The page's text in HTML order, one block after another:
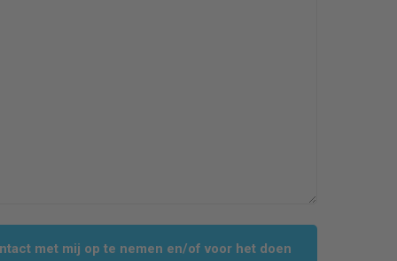
met mij op te nemen en/of voor het doen